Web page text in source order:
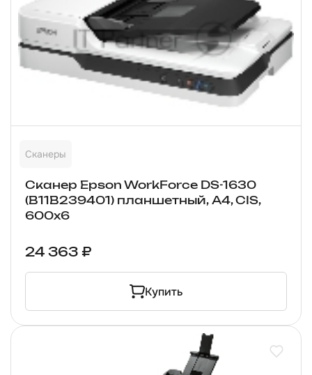
Сканеры
Сканер Epson WorkForce DS-1630
(B11B239401) планшетный, A4, CIS,
600x6
24 363 ₽
Купить